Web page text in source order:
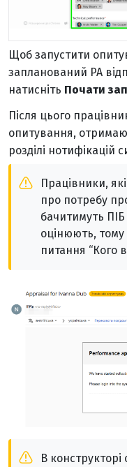
Щоб запустити
запланований PA
натисніть Почати
Після цього
опитування,
розділі нотифікацій
Працівники,
про потребу
бачитимуть
оцінюють, тому
питання “Кого
В